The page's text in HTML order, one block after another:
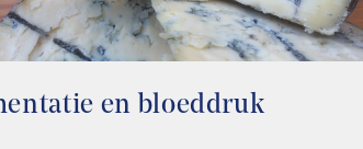
en bloeddruk